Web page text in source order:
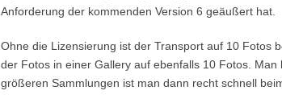
Anforderung der kommenden Version 6 geäußert hat.
Ohne die Lizensierung ist der Transport auf 10 Fotos
der Fotos in einer Gallery auf ebenfalls 10 Fotos.
größeren Sammlungen ist man dann recht schnell